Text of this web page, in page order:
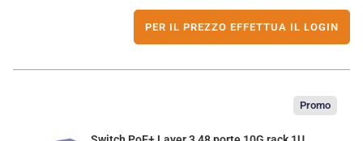
PER IL PREZZO EFFETTUA IL LOGIN
Promo